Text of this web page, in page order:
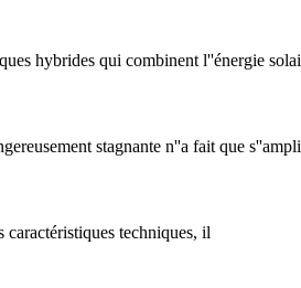
hybrides qui combinent l''énergie
stagnante n''a fait que
caractéristiques techniques, il